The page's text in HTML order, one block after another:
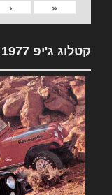
«
‹
קטלוג ג'יפ 1977